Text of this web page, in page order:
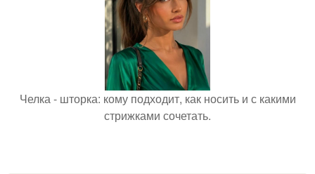
Челка - шторка: кому подходит, как носить и с какими
стрижками сочетать.